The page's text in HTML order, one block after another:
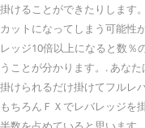
掛けることができたりします
カットになってしまう可能性
レッジ10倍以上になると数％
うことが分かります。. あな
掛けられるだけ掛けてフルレ
もちろんＦＸでレバレッジを